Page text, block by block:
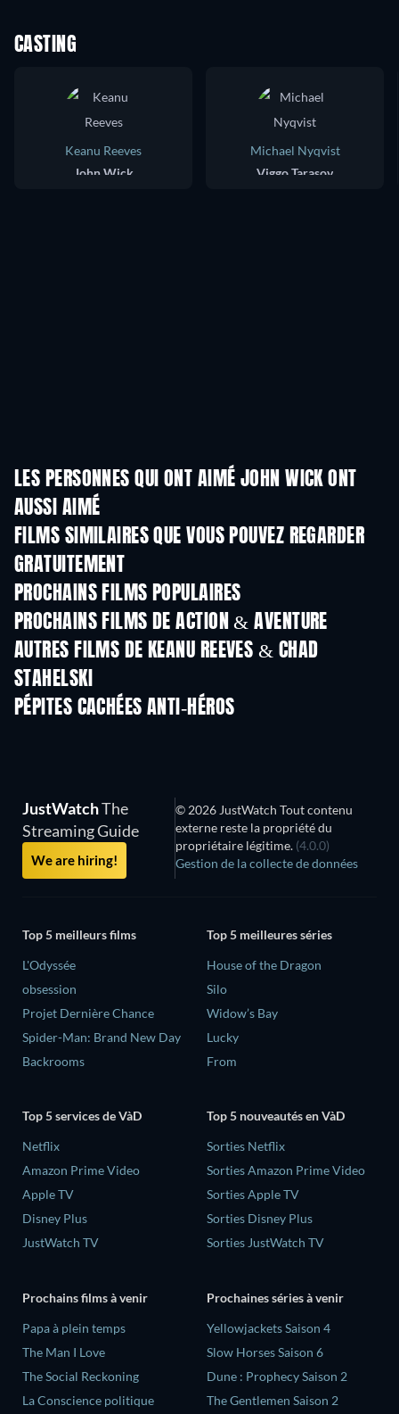
CASTING
Keanu Reeves
John Wick
Michael Nyqvist
Viggo Tarasov
LES PERSONNES QUI ONT AIMÉ JOHN WICK ONT
AUSSI AIMÉ
FILMS SIMILAIRES QUE VOUS POUVEZ REGARDER
GRATUITEMENT
PROCHAINS FILMS POPULAIRES
PROCHAINS FILMS DE ACTION & AVENTURE
AUTRES FILMS DE KEANU REEVES & CHAD
STAHELSKI
PÉPITES CACHÉES ANTI-HÉROS
JustWatchThe
Streaming Guide
We are hiring!
© 2026 JustWatch Tout contenu
externe reste la propriété du
propriétaire légitime. (4.0.0)
Gestion de la collecte de données
Top 5 meilleurs films
L'Odyssée
obsession
Projet Dernière Chance
Spider-Man: Brand New Day
Backrooms
Top 5 meilleures séries
House of the Dragon
Silo
Widow’s Bay
Lucky
From
Top 5 services de VàD
Netflix
Amazon Prime Video
Apple TV
Disney Plus
JustWatch TV
Top 5 nouveautés en VàD
Sorties Netflix
Sorties Amazon Prime Video
Sorties Apple TV
Sorties Disney Plus
Sorties JustWatch TV
Prochains films à venir
‎Papa à plein temps
The Man I Love
The Social Reckoning
La Conscience politique
Prochaines séries à venir
Yellowjackets Saison 4
Slow Horses Saison 6
Dune : Prophecy Saison 2
The Gentlemen Saison 2